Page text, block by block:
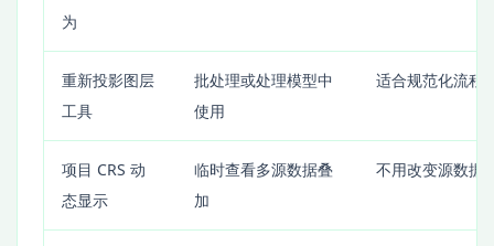
为
重新投影图层
工具
批处理或处理模型中
使用
适合规范化流程
项目 CRS 动
态显示
临时查看多源数据叠
加
不用改变源数据